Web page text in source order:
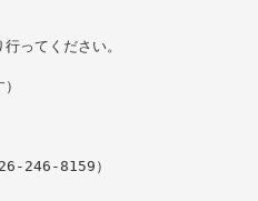
ってください。
246-8159）